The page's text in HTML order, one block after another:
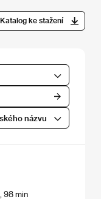
Katalog ke stažení
názvu
98 min